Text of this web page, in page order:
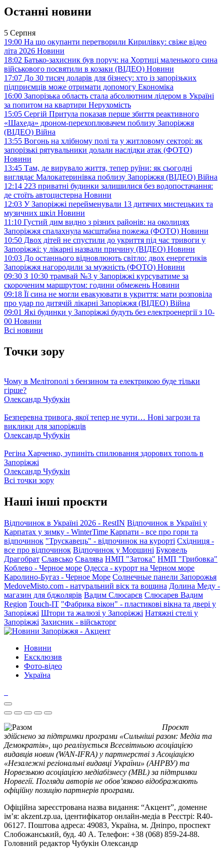
Останні новини
5 Серпня
19:00 На що окупанти перетворили Кирилівку: свіже відео
літа 2026 Новини
18:02 Батько-захисник був поруч: на Хортиці маленького сина
військового посвятили в козаки (ВІДЕО) Новини
17:07 До 30 тисяч доларів для бізнесу: хто із запорізьких
підприємців може отримати допомогу Економіка
16:00 Запорізька область стала абсолютним лідером в Україні
за попитом на квартири Нерухомість
15:05 Сергій Притула показав перше збиття реактивного
«Шахеда» дроном-перехоплювачем поблизу Запоріжжя
(ВІДЕО) Війна
13:55 Вогонь на хлібному полі та у житловому секторі: як
запорізькі рятувальники долали наслідки атак (ФОТО)
Новини
13:45 Там, де вирувало життя, тепер руїни: як сьогодні
виглядає Малокатеринівка поблизу Запоріжжя (ВІДЕО) Війна
12:14 223 приватні будинки залишилися без водопостачання:
де стоїть автоцистерна Новини
12:03 У Запоріжжі перейменували 13 дитячих мистецьких та
музичних шкіл Новини
11:10 Густий дим видно з різних районів: на околицях
Запоріжжя спалахнула масштабна пожежа (ФОТО) Новини
10:50 Двох дітей не спустили до укриття під час тривоги у
Запоріжжі: у лікарні назвали причину (ВІДЕО) Новини
10:03 До останнього відновлюють світло: двох енергетиків
Запоріжжя нагородили за мужність (ФОТО) Новини
09:30 З 10:30 трамвай №3 у Запоріжжі курсуватиме за
скороченим маршрутом: години обмежень Новини
09:18 Її сина не могли евакуювати в укриття: мати розповіла
про удар по дитячій лікарні Запоріжжя (ВІДЕО) Війна
09:01 Які будинки у Запоріжжі будуть без електроенергії з 10-
00 Новини
Всі новини
Точки зору
Чому в Мелітополі з бензином та електрикою буде тільки
гірше?
Олександр Чубукін
Безперевна тривога, якої тепер не чути… Нові загрози та
виклики для запоріжців
Олександр Чубукін
Регіна Харченко, зупиніть спилювання здорових тополь в
Запоріжжі
Олександр Чубукін
Всі точки зору
Наші інші проєкти
Відпочинок в Україні 2026 - RestIN Відпочинок в Україні у
Карпатах у зимку - WinterTime Карпати - все про гори та
відпочинок "Трускавець" - відпочинок на курорті Східниця -
все про відпочинок Відпочинок у Моршині Буковель
Драгобрат Славсько Свалява НМП "Затока" НМП "Грибовка"
Коблево - Черное море Одесса - курорт на Черном море
Каролино-Бугаз - Черное Море Солнечные панели Запорожья
MedoveMisto.com - натуральний віск та вощина Долина Меду -
магазин для бджолярів Вадим Слюсарєв Слюсарев Вадим
Region Touch-IT "Фабрика вікон" - пластикові вікна та двері у
Запоріжжі Штори та жалюзі у Запоріжжі Натяжні стелі у
Запоріжжі Захисник - військторг
Новини
Ексклюзив
Фото-відео
Україна
Проєкт
здійснено за підтримки програми «Сильніші разом: Медіа та
Демократія», що реалізується Всесвітньою асоціацією
видавців новин (WAN-IFRA) у партнерстві з Асоціацією
«Незалежні регіональні видавці України» (АНРВУ) та
Норвезькою асоціацією медіабізнесу (MBL) за підтримки
Норвегії. Погляди авторів не обов’язково відображають
офіційну позицію партнерів програми.
Офіційна зареєстрована назва видання: “Акцент”, доменне
ім’я: akzent.zp.ua, ідентифікатор онлайн-медіа в Реєстрі: R40-
06127. Поштова адреса: 49083, Україна, м. Дніпро, проспект
Слобожанський, буд. 40 А. Телефон: +38 (068) 859-24-88.
Головний редактор Чубукін Олександр